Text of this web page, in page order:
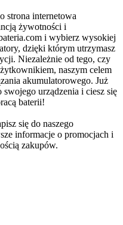
strona internetowa
żywotności i
i wybierz wysokiej
dzięki którym utrzymasz
Niezależnie od tego, czy
naszym celem
akumulatorowego. Już
urządzenia i ciesz się
baterii!
się do naszego
informacje o promocjach i
zakupów.